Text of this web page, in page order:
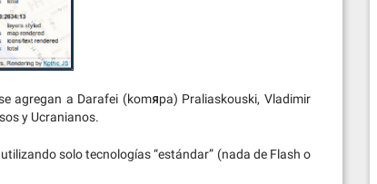
agregan a Darafei (komяpa) Praliaskouski, Vladimir
y Ucranianos.
solo tecnologías “estándar” (nada de Flash o